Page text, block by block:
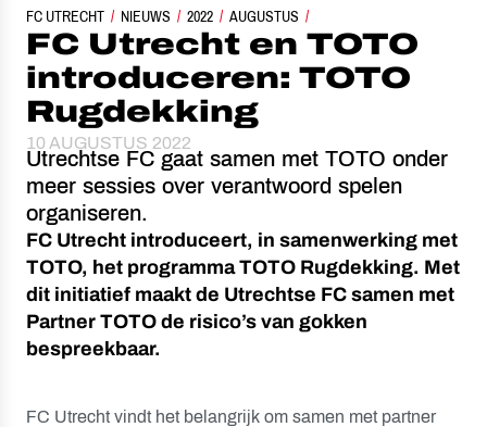
FC UTRECHT NIEUWS 2022 AUGUSTUS
FC UTRECHT EN TOTO INTRODUCEREN: TOTO
FC Utrecht en TOTO
introduceren: TOTO
Rugdekking
10 AUGUSTUS 2022
Utrechtse FC gaat samen met TOTO onder
meer sessies over verantwoord spelen
organiseren.
FC Utrecht introduceert, in samenwerking met
TOTO, het programma TOTO Rugdekking. Met
dit initiatief maakt de Utrechtse FC samen met
Partner TOTO de risico’s van gokken
bespreekbaar.
FC Utrecht vindt het belangrijk om samen met partner